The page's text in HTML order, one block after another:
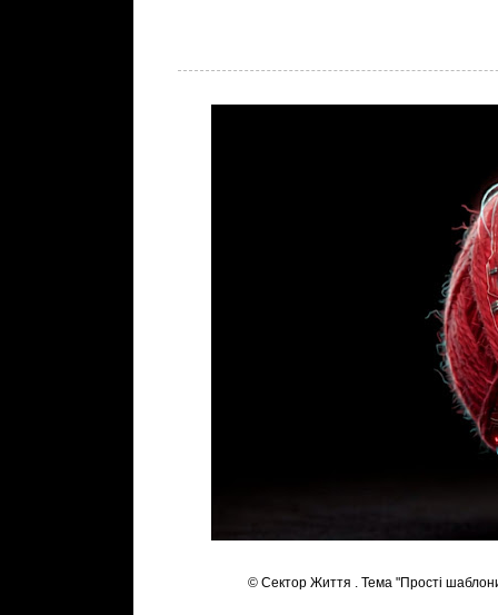
© Сектор Життя . Тема "Прості